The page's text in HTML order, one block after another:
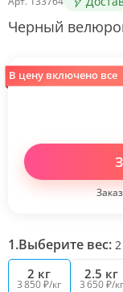
Черный
1.Выберите вес: 2
2 кг
3 850 ₽/кг
2.5 кг
3 650 ₽/кг
В цену включено все